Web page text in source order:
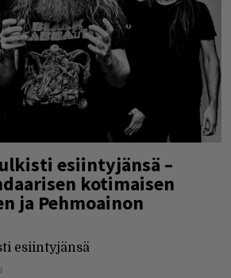
esiintyjänsä –
kotimaisen
ja Pehmoainon
esiintyjänsä